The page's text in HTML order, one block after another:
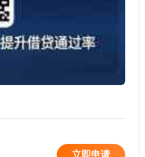
立即申请